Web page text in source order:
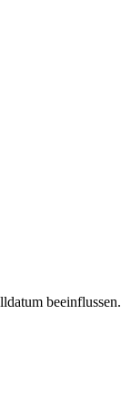
beeinflussen.